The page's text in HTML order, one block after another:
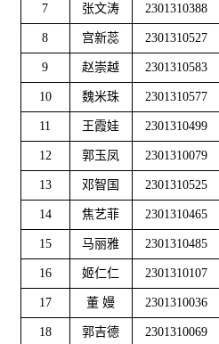
7 张文涛 2301310388
8 宫新蕊 2301310527
9 赵崇越 2301310583
10 魏米珠 2301310577
11 王霞娃 2301310499
12 郭玉凤 2301310079
13 邓智国 2301310525
14 焦艺菲 2301310465
15 马丽雅 2301310485
16 姬仁仁 2301310107
17 董 嫚 2301310036
18 郭吉德 2301310069